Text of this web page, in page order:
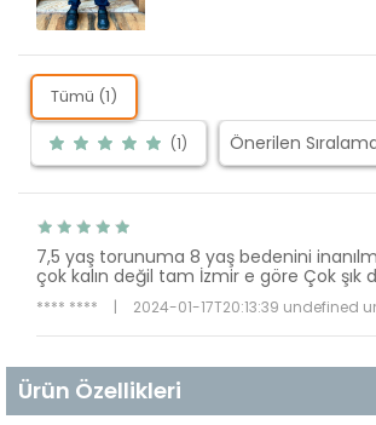
Tümü (1)
(1)
7,5 yaş torunuma 8 yaş bedenini
çok kalın değil tam İzmir e göre Çok şık
**** **** | 2024-01-17T20:13:39 undefined
Ürün Özellikleri